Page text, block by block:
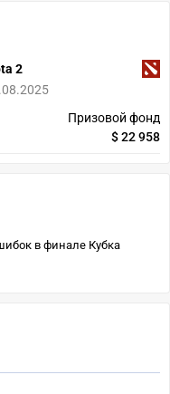
2
Призовой фонд
$ 22 958
в финале Кубка